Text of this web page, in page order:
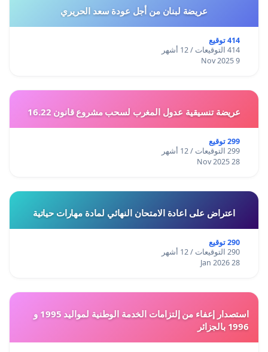
عريضة لبنان من أجل عودة سعد الحريري
414 توقيع
414 التوقيعات / 12 أشهر
9 Nov 2025
عريضة تنسيقية عدول المغرب لسحب مشروع قانون 16.22
299 توقيع
299 التوقيعات / 12 أشهر
28 Nov 2025
اعتراض على اعادة الامتحان النهائي لمادة مهارات حياتية
290 توقيع
290 التوقيعات / 12 أشهر
28 Jan 2026
استصدار إعفاء من إلتزامات الخدمة الوطنية لمواليد 1995 و
1996 بالجزائر